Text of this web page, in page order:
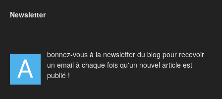
Newsletter
A
bonnez-vous à la newsletter du blog pour recevoir
un email à chaque fois qu'un nouvel article est
publié !